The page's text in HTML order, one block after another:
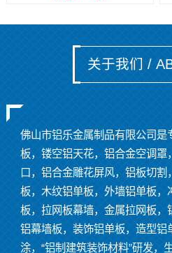
关于我们 /
佛山市铝乐金属制品有限公司是
板，镂空铝天花，铝合金空调罩
口，铝合金雕花屏风，铝板切
板，木纹铝单板，外墙铝单板，
板，拉网板幕墙，金属拉网板，
铝幕墙板，装饰铝单板，造型铝
涂，“铝制建筑装饰材料”研发，